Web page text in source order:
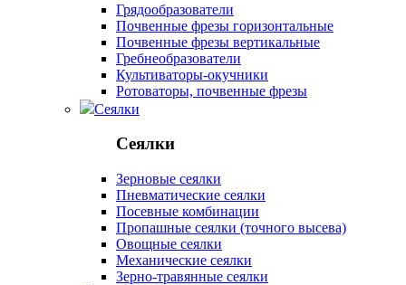
Грядообразователи
Почвенные фрезы горизонтальные
Почвенные фрезы вертикальные
Гребнеобразователи
Культиваторы-окучники
Ротоваторы, почвенные фрезы
Сеялки
Сеялки
Зерновые сеялки
Пневматические сеялки
Посевные комбинации
Пропашные сеялки (точного высева)
Овощные сеялки
Механические сеялки
Зерно-травянные сеялки